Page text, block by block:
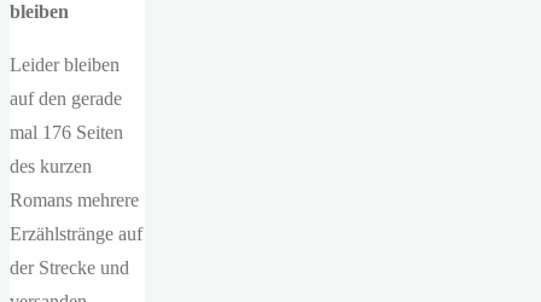
bleiben
Leider bleiben
auf den gerade
mal 176 Seiten
des kurzen
Romans mehrere
Erzählstränge auf
der Strecke und